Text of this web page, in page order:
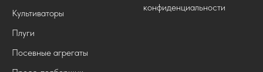
Культиваторы
Плуги
Посевные агрегаты
конфиденциальности